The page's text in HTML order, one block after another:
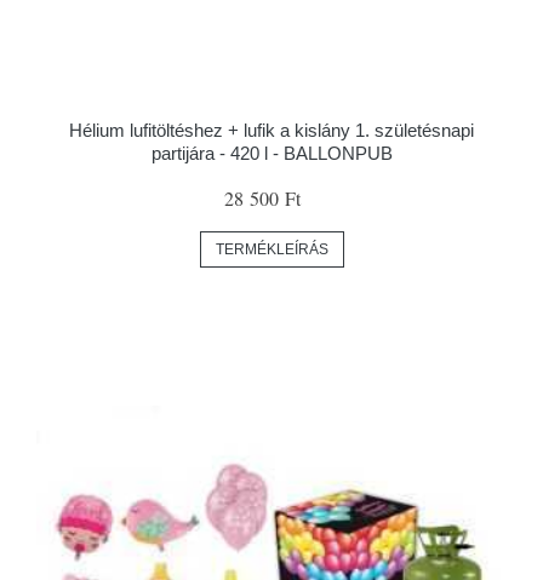
Hélium lufitöltéshez + lufik a kislány 1. születésnapi
partijára - 420 l - BALLONPUB
28 500 Ft
TERMÉKLEÍRÁS